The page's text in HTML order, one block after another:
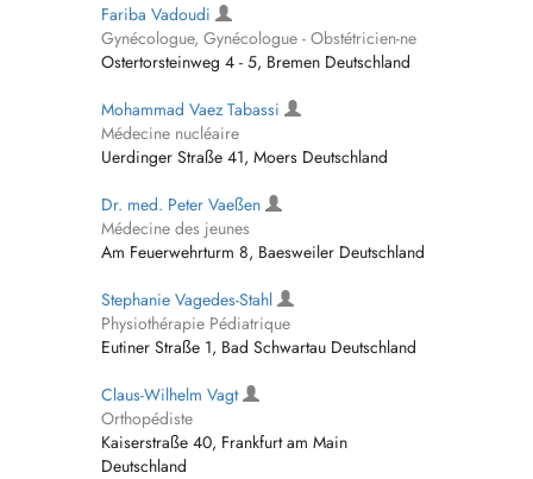
Fariba Vadoudi
Gynécologue, Gynécologue - Obstétricien-ne
Ostertorsteinweg 4 - 5, Bremen Deutschland
Mohammad Vaez Tabassi
Médecine nucléaire
Uerdinger Straße 41, Moers Deutschland
Dr. med. Peter Vaeßen
Médecine des jeunes
Am Feuerwehrturm 8, Baesweiler Deutschland
Stephanie Vagedes-Stahl
Physiothérapie Pédiatrique
Eutiner Straße 1, Bad Schwartau Deutschland
Claus-Wilhelm Vagt
Orthopédiste
Kaiserstraße 40, Frankfurt am Main
Deutschland